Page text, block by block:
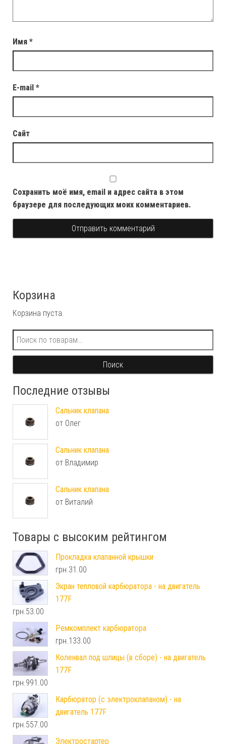
Имя *
E-mail *
Сайт
Сохранить моё имя, email и адрес сайта в этом
браузере для последующих моих комментариев.
Корзина
Корзина пуста.
Искать:
Поиск
Последние отзывы
Сальник клапана
от Олег
Сальник клапана
от Владимир
Сальник клапана
от Виталий
Товары с высоким рейтингом
Прокладка клапанной крышки
грн.31.00
Экран тепловой карбюратора - на двигатель
177F
грн.53.00
Ремкомплект карбюратора
грн.133.00
Коленвал под шлицы (в сборе) - на двигатель
177F
грн.991.00
Карбюратор (с электроклапаном) - на
двигатель 177F
грн.557.00
Электростартер